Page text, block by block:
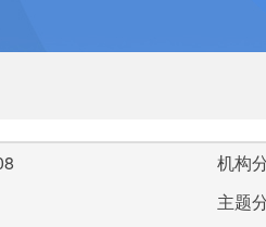
机构
主题